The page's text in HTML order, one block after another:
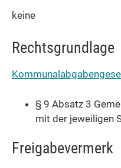
keine
Rechtsgrundlage
§ 9 Absatz 3
mit der jeweiligen
Freigabevermerk